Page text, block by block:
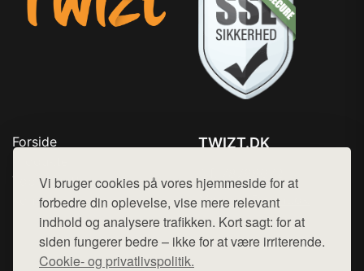
Vi bruger cookies på vores hjemmeside for at
forbedre din oplevelse, vise mere relevant
indhold og analysere trafikken. Kort sagt: for at
siden fungerer bedre – ikke for at være irriterende.
Cookie- og privatlivspolitik.
Forside
Top Rabatter
Kontakt
TWIZT.DK
Mail: hej@want.dk
Cookie- og privatlivspolitik